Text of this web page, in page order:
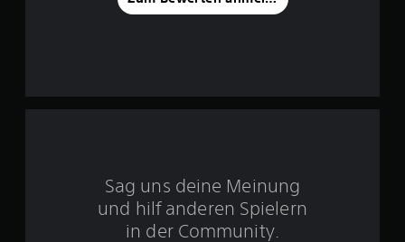
Sag uns deine Meinung
und hilf anderen Spielern
in der Community.